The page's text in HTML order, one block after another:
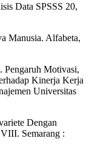
Data SPSSS 20,
Manusia. Alfabeta,
Motivasi,
Kinerja Kerja
Universitas
Dengan
Semarang :